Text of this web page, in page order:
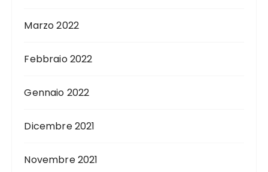
Marzo 2022
Febbraio 2022
Gennaio 2022
Dicembre 2021
Novembre 2021